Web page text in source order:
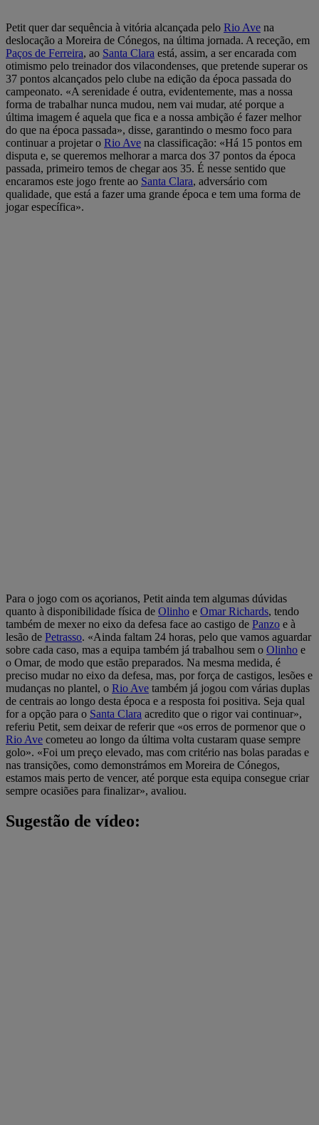
Petit quer dar sequência à vitória alcançada pelo Rio Ave na
deslocação a Moreira de Cónegos, na última jornada. A receção, em
Paços de Ferreira, ao Santa Clara está, assim, a ser encarada com
otimismo pelo treinador dos vilacondenses, que pretende superar os
37 pontos alcançados pelo clube na edição da época passada do
campeonato. «A serenidade é outra, evidentemente, mas a nossa
forma de trabalhar nunca mudou, nem vai mudar, até porque a
última imagem é aquela que fica e a nossa ambição é fazer melhor
do que na época passada», disse, garantindo o mesmo foco para
continuar a projetar o Rio Ave na classificação: «Há 15 pontos em
disputa e, se queremos melhorar a marca dos 37 pontos da época
passada, primeiro temos de chegar aos 35. É nesse sentido que
encaramos este jogo frente ao Santa Clara, adversário com
qualidade, que está a fazer uma grande época e tem uma forma de
jogar específica».
Para o jogo com os açorianos, Petit ainda tem algumas dúvidas
quanto à disponibilidade física de Olinho e Omar Richards, tendo
também de mexer no eixo da defesa face ao castigo de Panzo e à
lesão de Petrasso. «Ainda faltam 24 horas, pelo que vamos aguardar
sobre cada caso, mas a equipa também já trabalhou sem o Olinho e
o Omar, de modo que estão preparados. Na mesma medida, é
preciso mudar no eixo da defesa, mas, por força de castigos, lesões e
mudanças no plantel, o Rio Ave também já jogou com várias duplas
de centrais ao longo desta época e a resposta foi positiva. Seja qual
for a opção para o Santa Clara acredito que o rigor vai continuar»,
referiu Petit, sem deixar de referir que «os erros de pormenor que o
Rio Ave cometeu ao longo da última volta custaram quase sempre
golo». «Foi um preço elevado, mas com critério nas bolas paradas e
nas transições, como demonstrámos em Moreira de Cónegos,
estamos mais perto de vencer, até porque esta equipa consegue criar
sempre ocasiões para finalizar», avaliou.
Sugestão de vídeo: